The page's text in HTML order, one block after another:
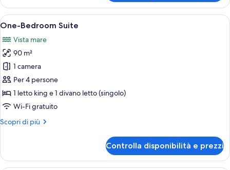
accesso
alla
Deluxe
con
2
singoli,
accesso
alla
piscina
Apri
tutte
le
foto
per
One-
Bedroom
Suite
Un soggiorno moderno con un
10
One-Bedroom Suite
Vista mare
90 m²
1 camera
Per 4 persone
1 letto king e 1 divano letto (singolo)
Wi-Fi gratuito
Scopri di più
Altri
Bedroom
Suite
Controlla disponibilità e prezzi